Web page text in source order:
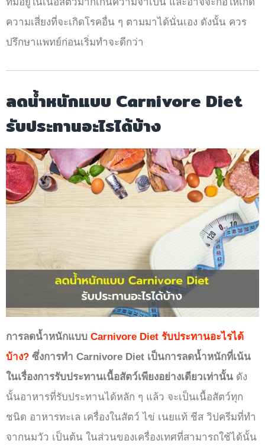
ความเสี่ยงที่จะเกิดโรคอื่น ๆ ตามมาได้นั่นเอง ดังนั้น ควร
ปรึกษาแพทย์ก่อนเริ่มทำจะดีกว่า
ลดน้ำหนักแบบ Carnivore Diet
รับประทานอะไรได้บ้าง
การลดน้ำหนักแบบ Carnivore Diet รับประทานอะไรได้
บ้าง? ซึ่งการทำ Carnivore Diet เป็นการลดน้ำหนักที่เน้น
ในเรื่องการรับประทานเนื้อสัตว์เพียงอย่างเดียวเท่านั้น ดัง
นั้นอาหารที่รับประทานได้หลัก ๆ แล้ว จะเป็นเนื้อสัตว์ทุก
ชนิด อาหารทะเล เครื่องในสัตว์ ไข่ เนยแท้ ชีส วิปครีมที่ทำ
จากนมวัว เป็นต้น ในส่วนของเครื่องเทศที่สามารถใช้ได้นั้น